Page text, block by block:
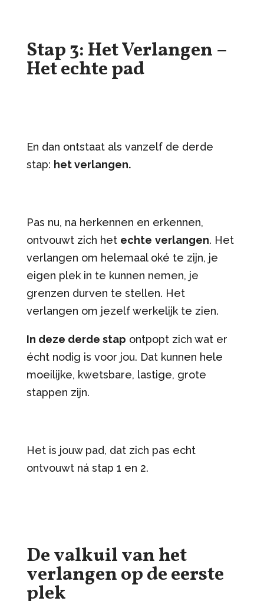
Stap 3: Het Verlangen –
Het echte pad
En dan ontstaat als vanzelf de derde
stap: het verlangen.
Pas nu, na herkennen en erkennen,
ontvouwt zich het echte verlangen. Het
verlangen om helemaal oké te zijn, je
eigen plek in te kunnen nemen, je
grenzen durven te stellen. Het
verlangen om jezelf werkelijk te zien.
In deze derde stap ontpopt zich wat er
écht nodig is voor jou. Dat kunnen hele
moeilijke, kwetsbare, lastige, grote
stappen zijn.
Het is jouw pad, dat zich pas echt
ontvouwt ná stap 1 en 2.
De valkuil van het
verlangen op de eerste
plek